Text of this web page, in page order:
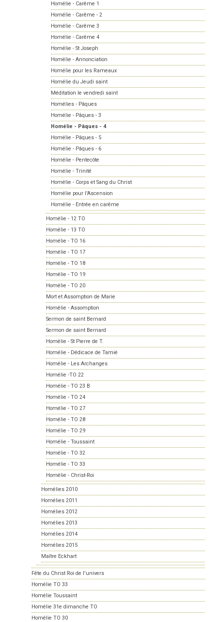
Homélie - Carême 1
Homélie - Carême - 2
Homélie - Carême 3
Homélie - Carême 4
Homélie - St Joseph
Homélie - Annonciation
Homélie pour les Rameaux
Homélie du Jeudi saint
Méditation le vendredi saint
Homélies - Pâques
Homélie - Pâques - 3
Homélie - Pâques - 4
Homélie - Pâques - 5
Homélie - Pâques - 6
Homélie - Pentecôte
Homélie - Trinité
Homélie - Corps et Sang du Christ
Homélie pour l'Ascension
Homélie - Entrée en carême
Homélie - 12 TO
Homélie - 13 TO
Homélie - TO 16
Homélie - TO 17
Homélie - TO 18
Homélie - TO 19
Homélie - TO 20
Mort et Assomption de Marie
Homélie - Assomption
Sermon de saint Bernard
Sermon de saint Bernard
Homélie - St Pierre de T.
Homélie - Dédicace de Tamié
Homélie - Les Archanges
Homélie -TO 22
Homélie - TO 23 B
Homélie - TO 24
Homélie - TO 27
Homélie - TO 28
Homélie - TO 29
Homélie - Toussaint
Homélie - TO 32
Homélie - TO 33
Homélie - Christ-Roi
Homélies 2010
Homélies 2011
Homélies 2012
Homélies 2013
Homélies 2014
Homélies 2015
Maître Eckhart
Fête du Christ Roi de l'univers
Homélie TO 33
Homélie Toussaint
Homélie 31e dimanche TO
Homélie TO 30